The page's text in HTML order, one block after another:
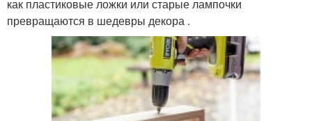
как пластиковые ложки или старые лампочки
превращаются в шедевры декора .